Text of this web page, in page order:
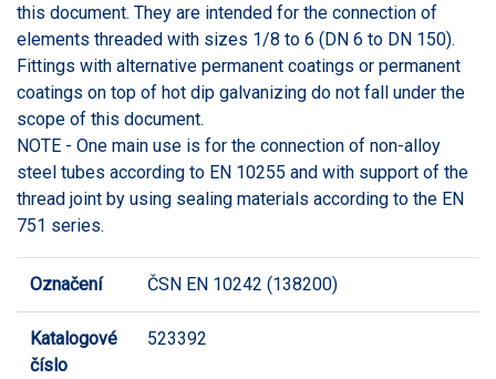
this document. They are intended for the connection of
elements threaded with sizes 1/8 to 6 (DN 6 to DN 150).
Fittings with alternative permanent coatings or permanent
coatings on top of hot dip galvanizing do not fall under the
scope of this document.
NOTE - One main use is for the connection of non-alloy
steel tubes according to EN 10255 and with support of the
thread joint by using sealing materials according to the EN
751 series.
Označení ČSN EN 10242 (138200)
Katalogové
číslo
523392